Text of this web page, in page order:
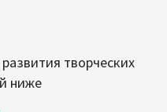
творческих
ниже